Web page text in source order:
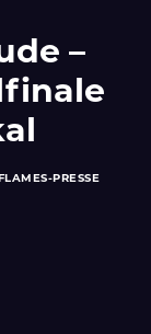
–
FLAMES-PRESSE